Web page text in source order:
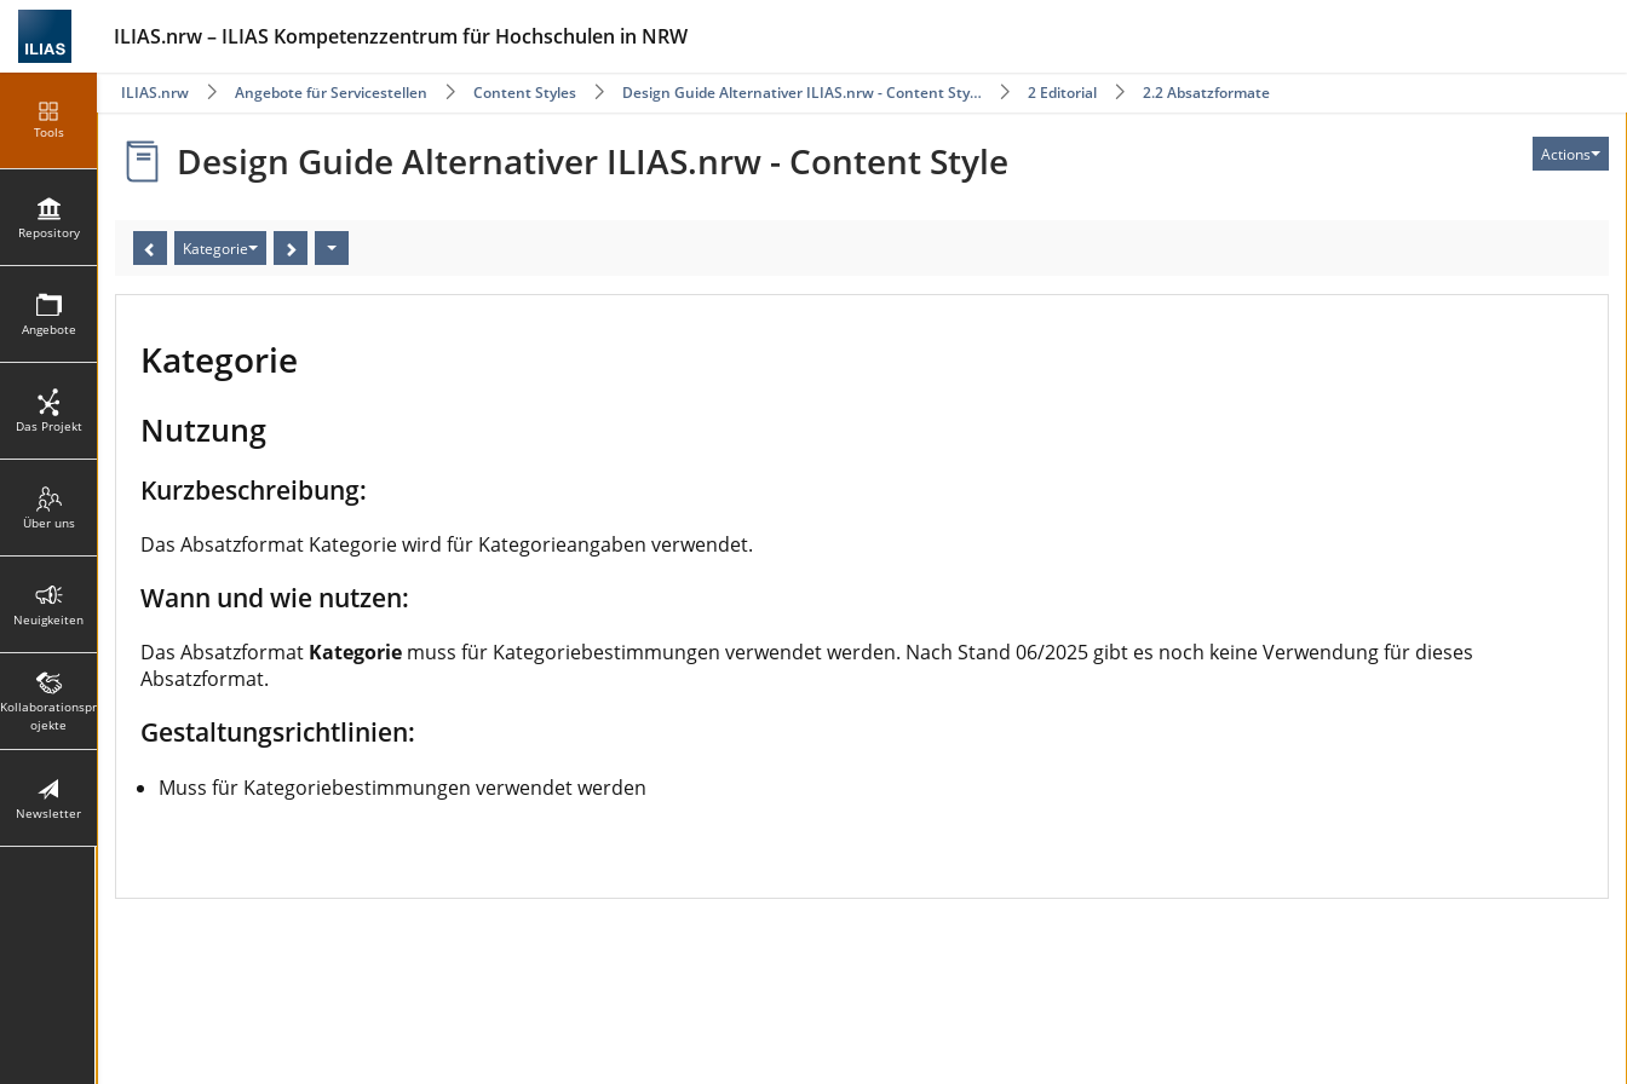
ILIAS.nrw – ILIAS Kompetenzzentrum für Hochschulen in NRW
Tools
Repository
Angebote
Das Projekt
Über uns
Neuigkeiten
Kollaborationspr
ojekte
Newsletter
ILIAS.nrw Angebote für Servicestellen Content Styles Design Guide Alternativer ILIAS.nrw - Content Sty… 2 Editorial 2.2 Absatzformate
Actions
Design Guide Alternativer ILIAS.nrw - Content Style
Kategorie
Kategorie
Nutzung
Kurzbeschreibung:
Das Absatzformat Kategorie wird für Kategorieangaben verwendet.
Wann und wie nutzen:
Das Absatzformat Kategorie muss für Kategoriebestimmungen verwendet werden. Nach Stand 06/2025 gibt es noch keine Verwendung für dieses
Absatzformat.
Gestaltungsrichtlinien:
Muss für Kategoriebestimmungen verwendet werden